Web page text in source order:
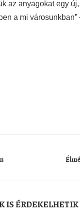
az anyagokat egy
a mi városunkban”
IS ÉRDEKELHETIK